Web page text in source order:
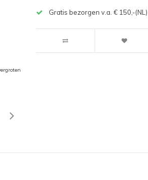
Gratis bezorgen v.a. € 150,-(NL)